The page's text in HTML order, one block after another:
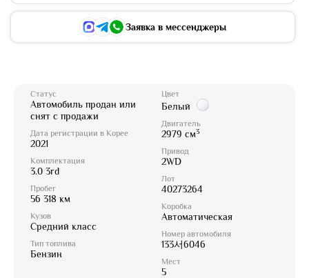
Заявка в мессенджеры
Статус
Автомобиль продан или
снят с продажи
Дата регистрации в Корее
2021
Комплектация
3.0 3rd
Пробег
56 318 км
Кузов
Средний класс
Тип топлива
Бензин
Цвет
Белый
Двигатель
2979 см3
Привод
2WD
Лот
40273264
Коробка
Автоматическая
Номер автомобиля
133서6046
Мест
5